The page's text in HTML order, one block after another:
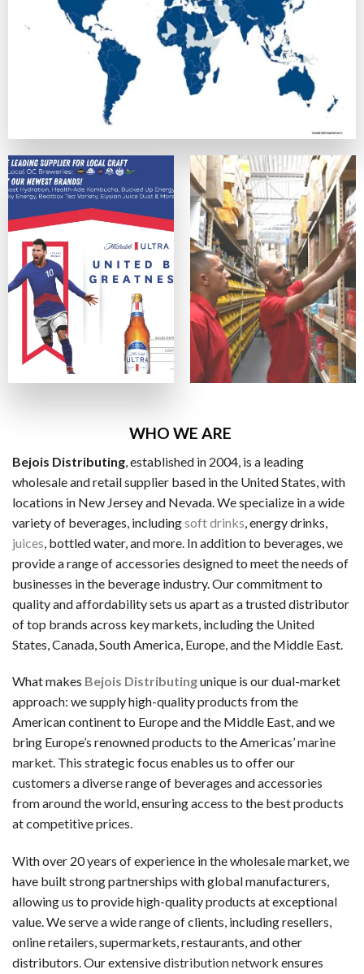
WHO WE ARE
Bejois Distributing , established in 2004, is a leading
wholesale and retail supplier based in the United States, with
locations in New Jersey and Nevada. We specialize in a wide
variety of beverages, includingsoft drinks , energy drinks,
juices , bottled water, and more. In addition to beverages, we
provide a range of accessories designed to meet the needs of
businesses in the beverage industry. Our commitment to
quality and affordability sets us apart as a trusted distributor
of top brands across key markets, including the United
States, Canada, South America, Europe, and the Middle East.
What makes Bejois Distributingunique is our dual-market
approach: we supply high-quality products from the
American continent to Europe and the Middle East, and we
bring Europe’s renowned products to the Americas’marine
market. This strategic focus enables us to offer our
customers a diverse range of beverages and accessories
from around the world, ensuring access to the best products
at competitive prices.
With over 20 years of experience in the wholesale market, we
have built strong partnerships with global manufacturers,
allowing us to provide high-quality products at exceptional
value. We serve a wide range of clients, including resellers,
online retailers, supermarkets, restaurants, and other
distributors. Our extensivedistribution network ensures
正式なライセンスを持ち、SSL暗号化でデータを守っている
カスタマーサポート
優秀なカジノは、迅速で親切なサポート体制を提供してい
便利さ・モバイル対応
スマホ、タブレットデバイス、PCのどれからでも問題なく
ゲームの質
ネットエント、Microgaming、プレイテック、Evolution
オンラインカジノサイトの入出金手段
カジノプロファイルを作成したら、次のステップは入金手
クレジットは最も手軽なデポジット手段の一つの方法です
主な入出金方法：
ビザカード / MasterCard / JCB
ビットコイン・Ethereum（仮想通貨）
一般的な電子決済手段：
EcoPayz
Neteller
アイウォレット
スクリル
マッチベター
カジノ特典の種類
ラッキーTAROが紹介するカジノには、いろいろなボーナス
ノーデポジットボーナス
新規登録するだけで、入金不要でもらえるボーナスです。
ウェルカムボーナス（デポジット特典）
最初の入金時に一般的に提供されるボーナスです。チャー
スピンボーナス
キャッシュバックボーナス
失敗した場合でも、損失の一部が戻ってくるオファーです
VIP・ハイローラー・ハイローラー
大量プレイヤーや常連客プレイヤー向けのスペシャルボー